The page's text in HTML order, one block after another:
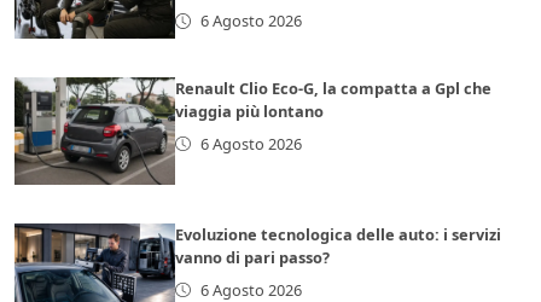
6 Agosto 2026
Renault Clio Eco-G, la compatta a Gpl che
viaggia più lontano
6 Agosto 2026
Evoluzione tecnologica delle auto: i servizi
vanno di pari passo?
6 Agosto 2026